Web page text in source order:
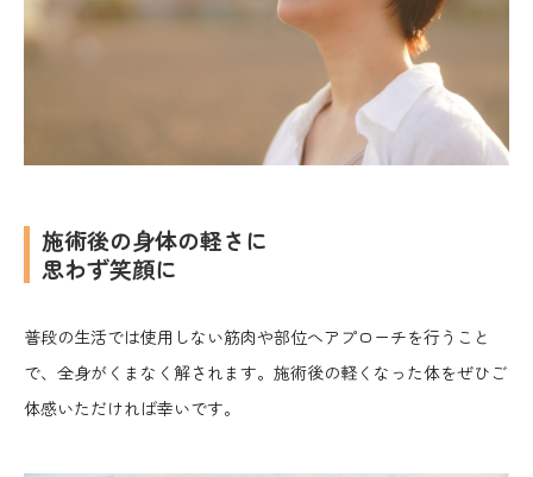
施術後の身体の軽さに
思わず笑顔に
普段の生活では使用しない筋肉や部位へアプローチを行うこと
で、全身がくまなく解されます。施術後の軽くなった体をぜひご
体感いただければ幸いです。